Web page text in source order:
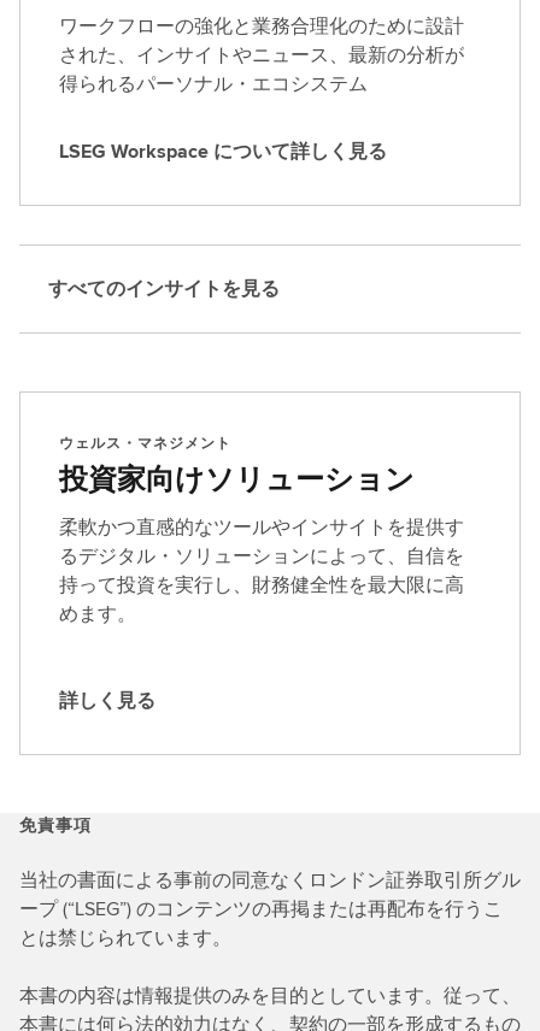
ワークフローの強化と業務合理化のために設計
された、インサイトやニュース、最新の分析が
得られるパーソナル・エコシステム
L
G
W
r
s
a
c
e
に
つ
い
て
し
く
LSEG Workspace について詳しく見る
すべてのインサイトを見る
ウェルス・マネジメント
投資家向けソリューション
柔軟かつ直感的なツールやインサイトを提供す
るデジタル・ソリューションによって、自信を
持って投資を実行し、財務健全性を最大限に高
めます。
詳
る
詳しく見る
免責事項
当社の書面による事前の同意なくロンドン証券取引所グル
ープ (“LSEG”) のコンテンツの再掲または再配布を行うこ
とは禁じられています。
本書の内容は情報提供のみを目的としています。従って、
本書には何ら法的効力はなく、契約の一部を形成するもの